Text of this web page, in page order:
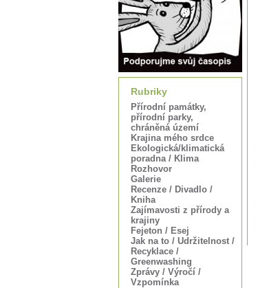
Rubriky
Přírodní památky,
přírodní parky,
chráněná území
Krajina mého srdce
Ekologická/klimatická
poradna / Klima
Rozhovor
Galerie
Recenze / Divadlo /
Kniha
Zajímavosti z přírody a
krajiny
Fejeton / Esej
Jak na to / Udržitelnost /
Recyklace /
Greenwashing
Zprávy / Výročí /
Vzpomínka